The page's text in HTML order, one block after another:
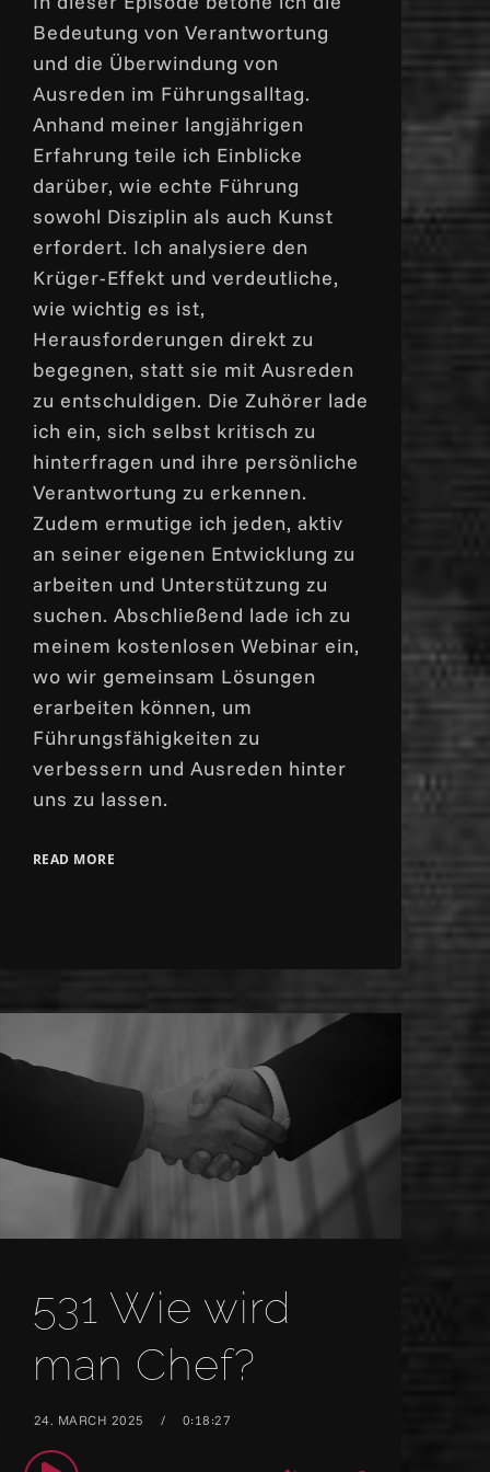
keys
to
or
Bedeutung von Verantwortung
und die Überwindung von
Ausreden im Führungsalltag.
Anhand meiner langjährigen
Erfahrung teile ich Einblicke
darüber, wie echte Führung
sowohl Disziplin als auch Kunst
erfordert. Ich analysiere den
Krüger-Effekt und verdeutliche,
wie wichtig es ist,
Herausforderungen direkt zu
begegnen, statt sie mit Ausreden
zu entschuldigen. Die Zuhörer lade
ich ein, sich selbst kritisch zu
hinterfragen und ihre persönliche
Verantwortung zu erkennen.
Zudem ermutige ich jeden, aktiv
an seiner eigenen Entwicklung zu
arbeiten und Unterstützung zu
suchen. Abschließend lade ich zu
meinem kostenlosen Webinar ein,
wo wir gemeinsam Lösungen
erarbeiten können, um
Führungsfähigkeiten zu
verbessern und Ausreden hinter
uns zu lassen.
READ MORE
531 Wie wird
man Chef?
24. MARCH 2025 0:18:27